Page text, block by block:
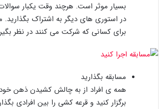
بسیار موثر است. هرچند وقت یکبار
در استوری های دیگر به اشتراک
برای کسانی که شرکت می کنند در نظر
مسابقه بگذارید
همه ی افراد از به چالش کشیدن ذهن خود
برگزار کنید و قرعه کشی را بین افرادی